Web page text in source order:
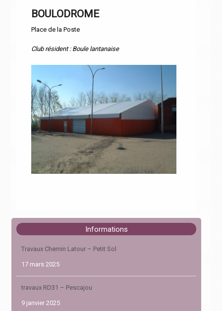
BOULODROME
Place de la Poste
Club résident : Boule lantanaise
Informations
Travaux Chemin Latour – Petit Sol
17 mars 2025
travaux RD31 – Pescajou
9 janvier 2025